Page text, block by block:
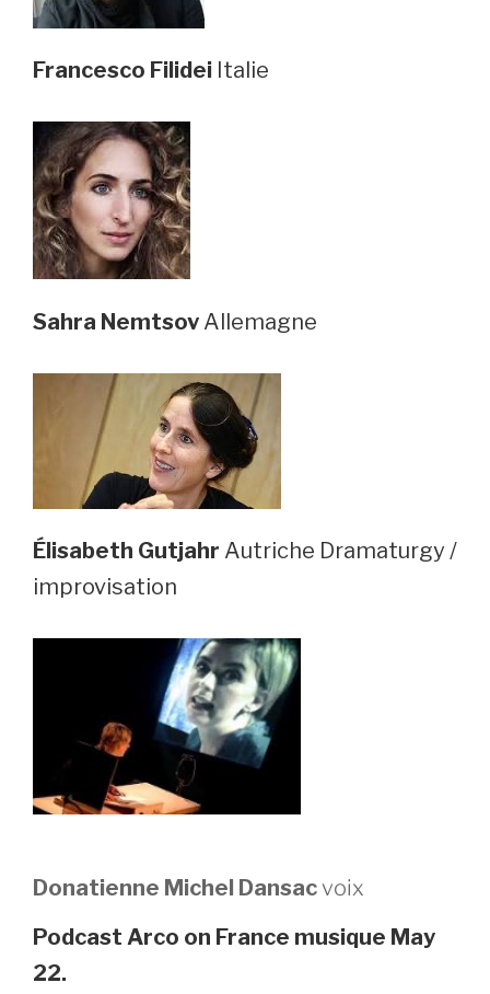
Francesco Filidei Italie
Sahra Nemtsov Allemagne
Élisabeth Gutjahr Autriche Dramaturgy /
improvisation
Donatienne Michel Dansacvoix
Podcast Arco on France musique May
22.